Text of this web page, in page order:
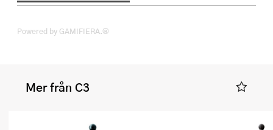
Powered by GAMIFIERA.®
Mer från C3